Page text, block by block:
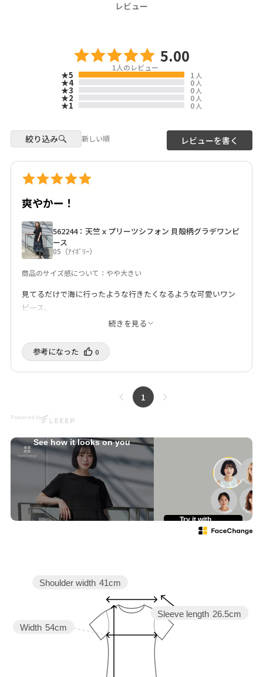
レビュー
5.00
1 人のレビュー
★5 1 人
★4 0 人
★3 0 人
★2 0 人
★1 0 人
絞り込み 新しい順 レビューを書く
爽やかー！
562244：天竺ｘプリーツシフォン 貝殻柄グラデワンピ
ース
05（ｱｲﾎﾞﾘｰ）
商品のサイズ感について：やや大きい
見てるだけで海に行ったような行きたくなるような可愛いワン
ピース。
スカート部分がプリーツになっててとっても素敵。
す。笑
スカート丈も調節出来てよかったです。ギリギリのラインでス
カートを履くのが好きなので買ってよかった。
身長について：146～150㎝
続きを見る
参考になった️ 0
1
Powered by
See how it looks on you
Try it with
your own face
Sleeve length 26.5cm
Width 54cm
Shoulder width 41cm